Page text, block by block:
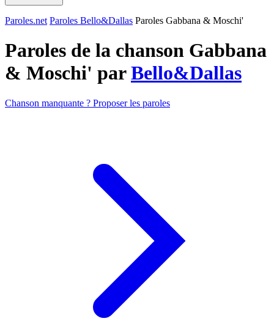
Paroles.net Paroles Bello&Dallas Paroles Gabbana & Moschi'
Paroles de la chanson Gabbana
& Moschi' parBello&Dallas
Chanson manquante ? Proposer les paroles